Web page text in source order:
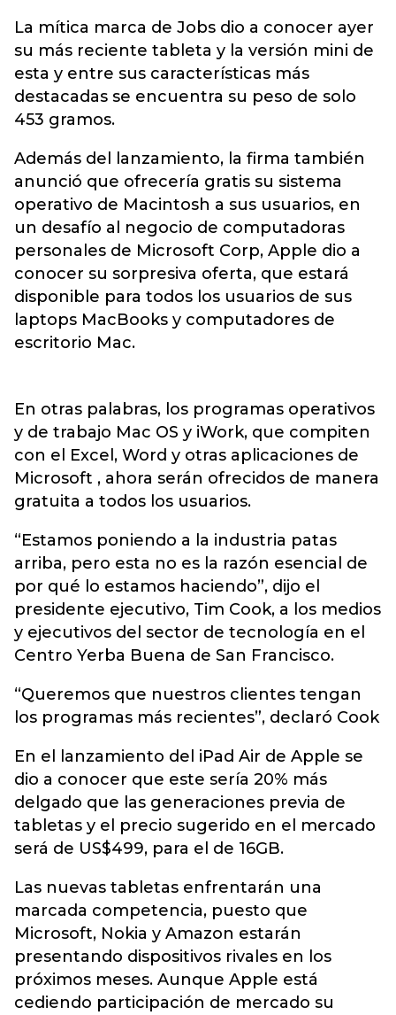
La mítica marca de Jobs dio a conocer ayer
su más reciente tableta y la versión mini de
esta y entre sus características más
destacadas se encuentra su peso de solo
453 gramos.
Además del lanzamiento, la firma también
anunció que ofrecería gratis su sistema
operativo de Macintosh a sus usuarios, en
un desafío al negocio de computadoras
personales de Microsoft Corp, Apple dio a
conocer su sorpresiva oferta, que estará
disponible para todos los usuarios de sus
laptops MacBooks y computadores de
escritorio Mac.
En otras palabras, los programas operativos
y de trabajo Mac OS y iWork, que compiten
con el Excel, Word y otras aplicaciones de
Microsoft , ahora serán ofrecidos de manera
gratuita a todos los usuarios.
“Estamos poniendo a la industria patas
arriba, pero esta no es la razón esencial de
por qué lo estamos haciendo”, dijo el
presidente ejecutivo, Tim Cook, a los medios
y ejecutivos del sector de tecnología en el
Centro Yerba Buena de San Francisco.
“Queremos que nuestros clientes tengan
los programas más recientes”, declaró Cook
En el lanzamiento del iPad Air de Apple se
dio a conocer que este sería 20% más
delgado que las generaciones previa de
tabletas y el precio sugerido en el mercado
será de US$499, para el de 16GB.
Las nuevas tabletas enfrentarán una
marcada competencia, puesto que
Microsoft, Nokia y Amazon estarán
presentando dispositivos rivales en los
próximos meses. Aunque Apple está
cediendo participación de mercado su